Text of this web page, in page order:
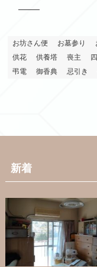
お坊さん便 お墓参り
供花
供養塔 喪主
弔電
御香典 忌引き
新着